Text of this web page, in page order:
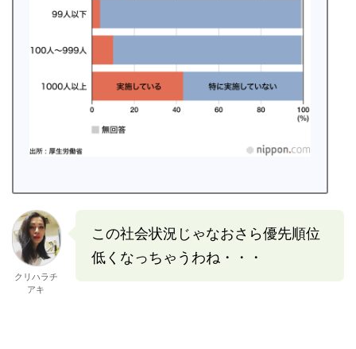
クリハラチ
アキ
この社会状況じゃなおさら優先順位
低くなっちゃうわね・・・